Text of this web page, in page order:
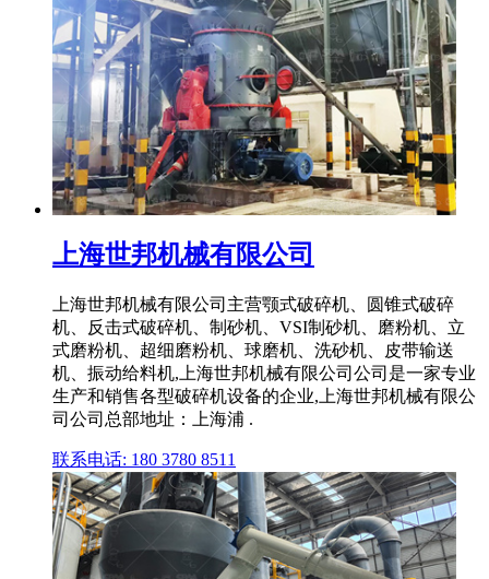
上海世邦机械有限公司
上海世邦机械有限公司主营颚式破碎机、圆锥式破碎
机、反击式破碎机、制砂机、VSI制砂机、磨粉机、立
式磨粉机、超细磨粉机、球磨机、洗砂机、皮带输送
机、振动给料机,上海世邦机械有限公司公司是一家专业
生产和销售各型破碎机设备的企业,上海世邦机械有限公
司公司总部地址：上海浦 .
联系电话: 180 3780 8511